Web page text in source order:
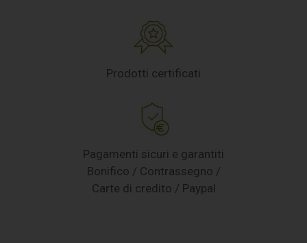
Prodotti certificati
Pagamenti sicuri e garantiti
Bonifico / Contrassegno /
Carte di credito / Paypal